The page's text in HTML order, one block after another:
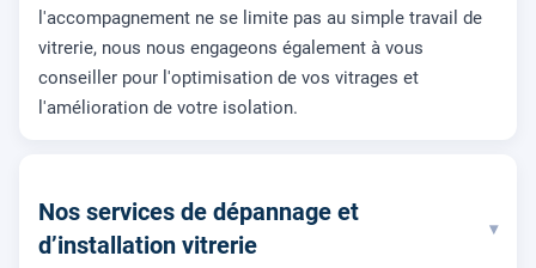
l'accompagnement ne se limite pas au simple travail de
vitrerie, nous nous engageons également à vous
conseiller pour l'optimisation de vos vitrages et
l'amélioration de votre isolation.
Nos services de dépannage et
d’installation vitrerie
▾